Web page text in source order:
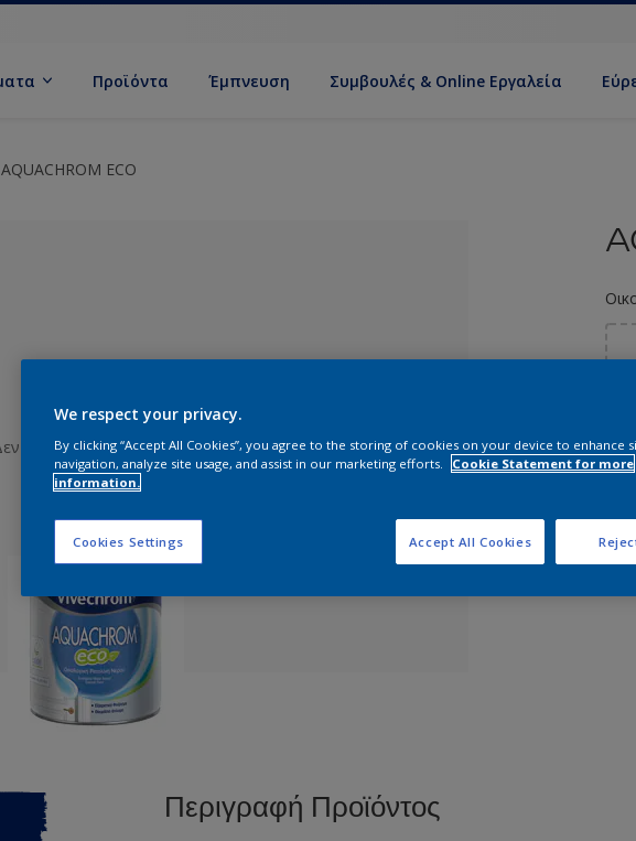
Προϊόντα Έμπνευση Συμβουλές & Online Εργαλεία
AQUACHROM ECO
έχει επιλεγεί απόχρωση
Περιγραφή Προϊόντος
We respect your privacy.
By clicking “Accept All Cookies”, you agree to the storing of cookies on your device to enhance
navigation, analyze site usage, and assist in our marketing efforts.
Cookie Statement for more
information.
Cookies Settings Accept All Cookies